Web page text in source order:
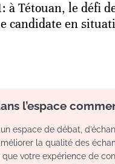
à Tétouan, le défi
candidate en
l’espace
espace de débat,
la qualité des
que votre expérience de